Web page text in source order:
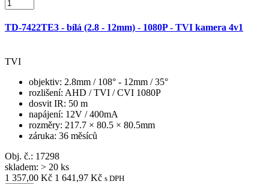
TD-7422TE3 - bílá (2.8 - 12mm) - 1080P - TVI kamera 4v1
TVI
objektiv: 2.8mm / 108° - 12mm / 35°
rozlišení: AHD / TVI / CVI 1080P
dosvit IR: 50 m
napájení: 12V / 400mA
rozměry: 217.7 × 80.5 × 80.5mm
záruka: 36 měsíců
Obj. č.: 17298
skladem: > 20 ks
1 357,00 Kč 1 641,97 Kč s DPH